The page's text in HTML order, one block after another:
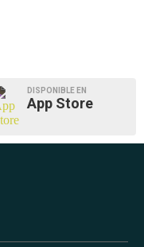
DISPONIBLE EN
App Store